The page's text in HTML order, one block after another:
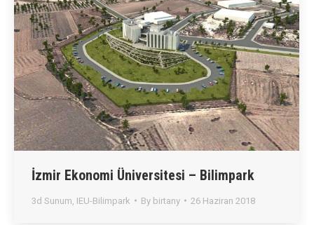
İzmir Ekonomi Üniversitesi – Bilimpark
3d Sunum IEU-Bilimpark By birtany 26 Haziran 2018